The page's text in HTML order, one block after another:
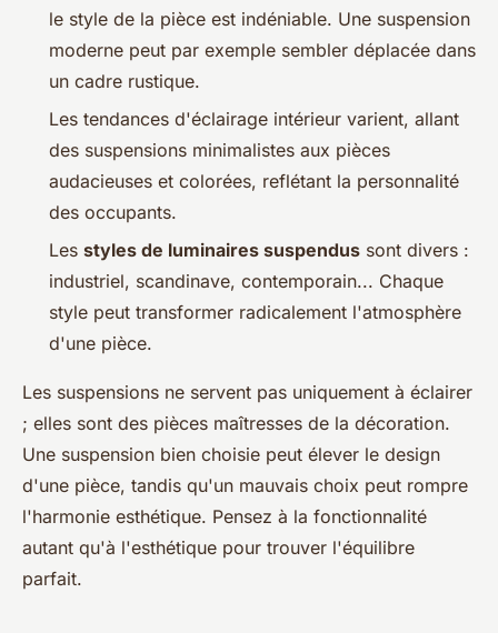
le style de la pièce est indéniable. Une suspension
moderne peut par exemple sembler déplacée dans
un cadre rustique.
Les tendances d'éclairage intérieur varient, allant
des suspensions minimalistes aux pièces
audacieuses et colorées, reflétant la personnalité
des occupants.
Les styles de luminaires suspendus sont divers :
industriel, scandinave, contemporain... Chaque
style peut transformer radicalement l'atmosphère
d'une pièce.
Les suspensions ne servent pas uniquement à éclairer
; elles sont des pièces maîtresses de la décoration.
Une suspension bien choisie peut élever le design
d'une pièce, tandis qu'un mauvais choix peut rompre
l'harmonie esthétique. Pensez à la fonctionnalité
autant qu'à l'esthétique pour trouver l'équilibre
parfait.